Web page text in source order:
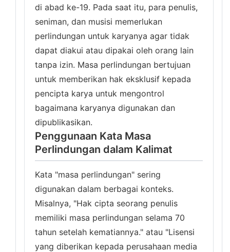
di abad ke-19. Pada saat itu, para penulis,
seniman, dan musisi memerlukan
perlindungan untuk karyanya agar tidak
dapat diakui atau dipakai oleh orang lain
tanpa izin. Masa perlindungan bertujuan
untuk memberikan hak eksklusif kepada
pencipta karya untuk mengontrol
bagaimana karyanya digunakan dan
dipublikasikan.
Penggunaan Kata Masa
Perlindungan dalam Kalimat
Kata "masa perlindungan" sering
digunakan dalam berbagai konteks.
Misalnya, "Hak cipta seorang penulis
memiliki masa perlindungan selama 70
tahun setelah kematiannya." atau "Lisensi
yang diberikan kepada perusahaan media